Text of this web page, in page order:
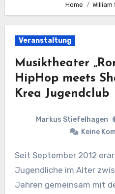
Home
Veranstaltung
Musiktheater
HipHop meets
Krea Jugendclub
Markus Stiefelhagen
Keine
Seit September 2012 erarbeiten achtzehn
Jugendliche im Alter
Jahren gemeinsam mit